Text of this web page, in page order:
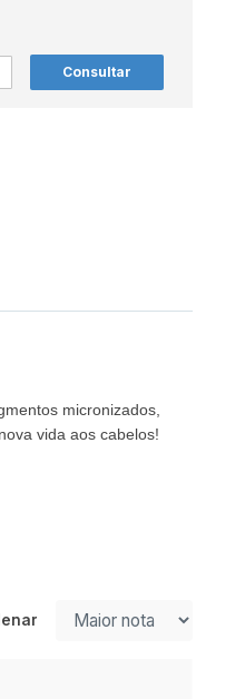
Consultar
micronizados,
vida aos cabelos!